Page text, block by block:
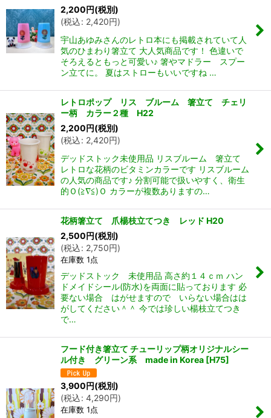
2,200円(税別)
(税込: 2,420円)
宇山あゆみさんのレトロ本にも掲載されていて人
気のひまわり箸立て 大人気商品です！ 色違いで
そろえるともっと可愛い♪ 箸やマドラー スプー
ン立てに。 夏はストローもいいですね …
レトロポップ リス ブルーム 箸立て チェリ
ー柄 カラー２種 H22
2,200円(税別)
(税込: 2,420円)
デッドストック未使用品 リスブルーム 箸立て
レトロな花柄のビタミンカラーです リスブルーム
の人気の商品です♪ 分割可能で扱いやすく、衛生
的Ｏ(≧∇≦)Ｏ カラーが複数ありますの…
花柄箸立て 爪楊枝立てつき レッド H20
2,500円(税別)
(税込: 2,750円)
在庫数 1点
デッドストック 未使用品 高さ約１４ｃｍ ハン
ドメイドシール(防水)を両面に貼っております 必
要ない場合 はがせますので いらない場合はは
がしてください＾＾ 今では珍しい楊枝立てつき
で…
フード付き箸立て チューリップ柄オリジナルシー
ル付き グリーン系 made in Korea [H75]
3,900 円(税別)
(税込: 4,290円)
在庫数 1点